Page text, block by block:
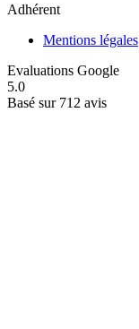
Adhérent
Mentions légales
Evaluations Google
5.0
Basé sur 712 avis